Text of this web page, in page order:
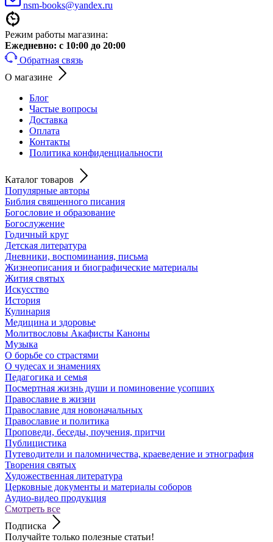
nsm-books@yandex.ru
Режим работы магазина:
Ежедневно: с 10:00 до 20:00
Обратная связь
О магазине
Блог
Частые вопросы
Доставка
Оплата
Контакты
Политика конфиденциальности
Каталог товаров
Популярные авторы
Библия священного писания
Богословие и образование
Богослужение
Годичный круг
Детская литература
Дневники, воспоминания, письма
Жизнеописания и биографические материалы
Жития святых
Искусство
История
Кулинария
Медицина и здоровье
Молитвословы Акафисты Каноны
Музыка
О борьбе со страстями
О чудесах и знамениях
Педагогика и семья
Посмертная жизнь души и поминовение усопших
Православие в жизни
Православие для новоначальных
Православие и политика
Проповеди, беседы, поучения, притчи
Публицистика
Путеводители и паломничества, краеведение и этнография
Творения святых
Художественная литература
Церковные документы и материалы соборов
Аудио-видео продукция
Смотреть все
Подписка
Получайте только полезные статьи!